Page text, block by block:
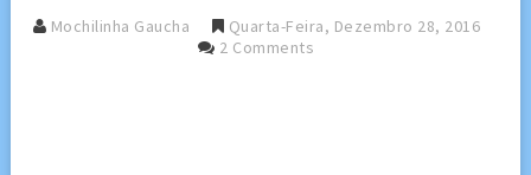
Mochilinha Gaucha
Quarta-Feira, Dezembro 28, 2016
2 Comments